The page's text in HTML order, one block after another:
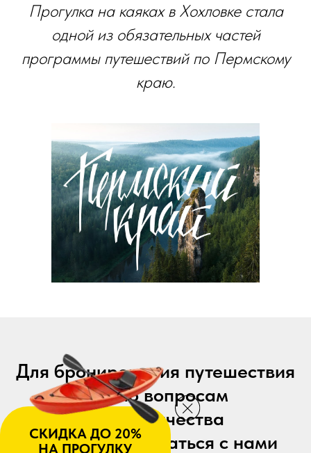
Прогулка на каяках в Хохловке стала
одной из обязательных частей
программы путешествий по Пермскому
краю.
Для бронирования путешествия
или по вопросам
сотрудничества
вы можете связаться с нами